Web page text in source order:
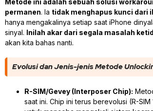
Metode ini adalah sebuah solusi
permanen. Ia tidak menghapus kunci dari
hanya mengakalinya setiap saat iPhone
sinyal. Inilah akar dari segala masalah
akan kita bahas nanti.
Evolusi dan Jenis-jenis Metode
R-SIM/Gevey (Interposer Chip):
saat ini. Chip ini terus berevolusi (R-SIM